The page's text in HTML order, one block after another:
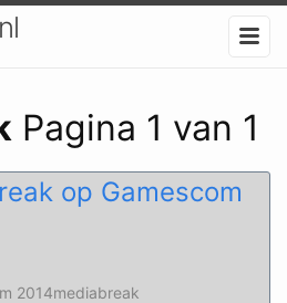
Pagina 1 van 1
op Gamescom
2014mediabreak